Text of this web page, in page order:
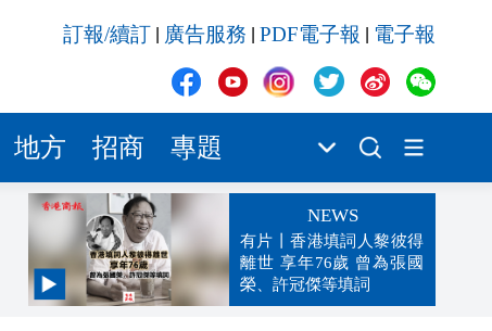
訂報/續訂 廣告服務 PDF電子報 電子報
地方 招商 專題
NEWS
有片丨香港填詞人黎彼得
離世 享年76歲 曾為張國
榮、許冠傑等填詞
00:19